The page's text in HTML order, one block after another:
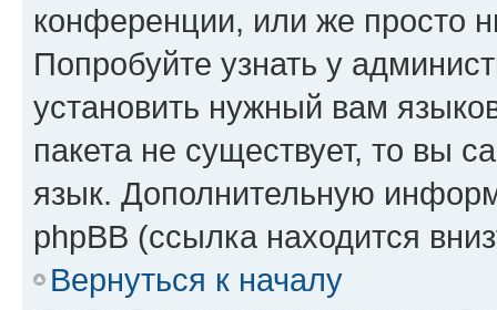
конференции, или же просто
Попробуйте узнать у
установить нужный вам
пакета не существует, то вы
язык. Дополнительную
phpBB (ссылка находится
Вернуться к началу